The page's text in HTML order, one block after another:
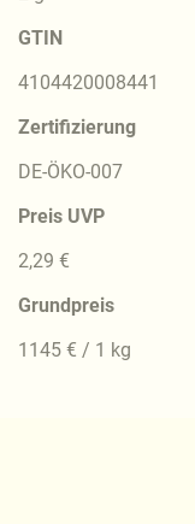
GTIN
4104420008441
Zertifizierung
DE-ÖKO-007
Preis UVP
2,29 €
Grundpreis
1145 € / 1 kg